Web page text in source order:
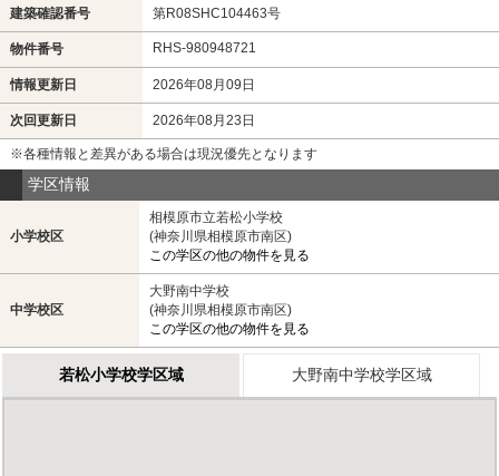
建築確認番号 第R08SHC104463号
物件番号 RHS-980948721
情報更新日 2026年08月09日
次回更新日 2026年08月23日
※各種情報と差異がある場合は現況優先となります
学区情報
小学校区
相模原市立若松小学校
(神奈川県相模原市南区)
この学区の他の物件を見る
中学校区
大野南中学校
(神奈川県相模原市南区)
この学区の他の物件を見る
若松小学校学区域 大野南中学校学区域